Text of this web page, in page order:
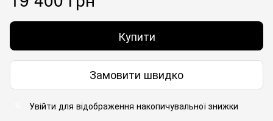
Купити
Замовити швидко
Увійти для відображення накопичувальної знижки